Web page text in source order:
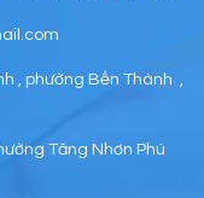
, phường Bến Thành ,
Tăng Nhơn Phú